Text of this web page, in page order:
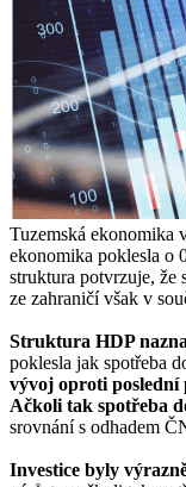
Tuzemská ekonomika
ekonomika poklesla o
struktura potvrzuje, že
ze zahraničí však v
Struktura HDP
poklesla jak spotřeba
vývoj oproti
Ačkoli tak spotřeba
srovnání s odhadem
Investice byly